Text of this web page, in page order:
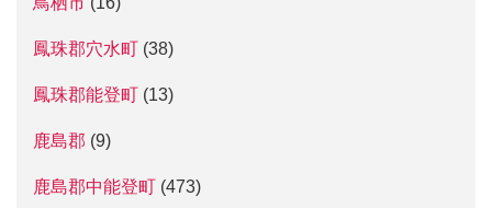
鳳珠郡穴水町 (38)
鳳珠郡能登町 (13)
鹿島郡 (9)
鹿島郡中能登町 (473)